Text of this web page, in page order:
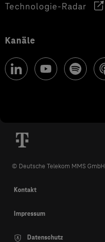
Technologie-Radar
Kanäle
© Deutsche Telekom MMS GmbH
Kontakt
Impressum
Datenschutz